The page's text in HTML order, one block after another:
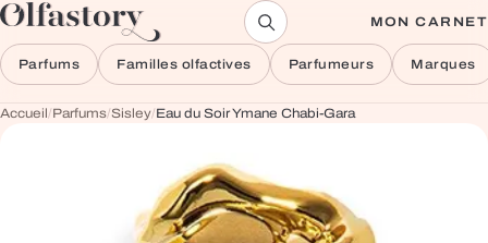
Aller au contenu MON CARNET
Parfums Familles olfactives Parfumeurs Marques
Accueil/Parfums/Sisley/Eau du Soir Ymane Chabi-Gara